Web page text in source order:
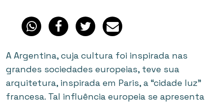
A Argentina, cuja cultura foi inspirada nas
grandes sociedades europeias, teve sua
arquitetura, inspirada em Paris, a “cidade luz”
francesa. Tal influência europeia se apresenta